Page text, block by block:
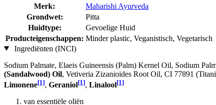
Merk:
Maharishi Ayurveda
Grondwet:
Pitta
Huidtype:
Gevoelige Huid
Producteigenschappen: Minder plastic, Veganistisch, Vegetarisch
Ingrediënten (INCI)
Sodium Palmate, Elaeis Guineensis (Palm) Kernel Oil, Sodium
(Sandalwood) Oil, Vetiveria Zizanioides Root Oil, CI 77891
Limonene[1], Geraniol[1], Linalool[1]
van essentiële oliën